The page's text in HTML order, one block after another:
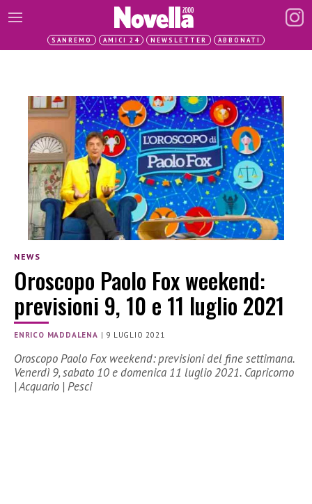
SANREMO AMICI 24 NEWSLETTER ABBONATI
NEWS
Oroscopo Paolo Fox weekend:
previsioni 9, 10 e 11 luglio 2021
ENRICO MADDALENA | 9 LUGLIO 2021
Oroscopo Paolo Fox weekend: previsioni del fine settimana.
Venerdì 9, sabato 10 e domenica 11 luglio 2021. Capricorno
| Acquario | Pesci